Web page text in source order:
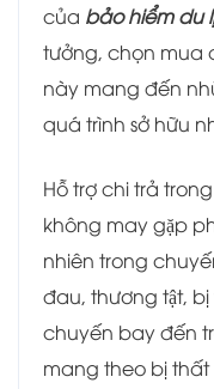
của bảo hiểm du
tưởng, chọn mua
này mang đến
quá trình sở hữu
Hỗ trợ chi trả
không may gặp
nhiên trong
đau, thương tật,
chuyến bay đến
mang theo bị